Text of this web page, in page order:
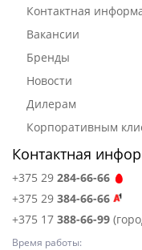
Контактная
Вакансии
Бренды
Новости
Дилерам
Корпоративным
Контактная
+375 29 284-66-66
+375 29 384-66-66
+375 17 388-66-99
Время работы: